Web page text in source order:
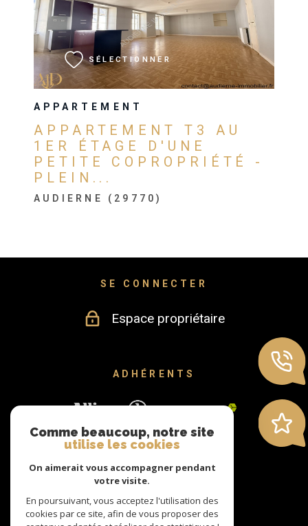
APPARTEMENT
APPARTEMENT T3 AU
1ER ÉTAGE D'UNE
PETITE COPROPRIÉTÉ -
PLEIN...
AUDIERNE (29770)
SÉLECTIONNER
VOIR LE BIEN
SE CONNECTER
Espace propriétaire
ADHÉRENTS
Comme beaucoup, notre site
utilise les cookies
On aimerait vous accompagner pendant
votre visite.
En poursuivant, vous acceptez l'utilisation des
cookies par ce site, afin de vous proposer des